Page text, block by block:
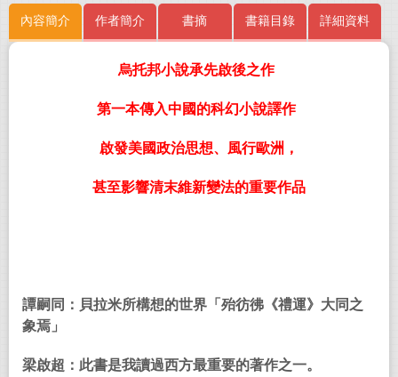
內容簡介 作者簡介 書摘 書籍目錄 詳細資料
烏托邦小說承先啟後之作
第一本傳入中國的科幻小說譯作
啟發美國政治思想、風行歐洲，
甚至影響清末維新變法的重要作品
譚嗣同：貝拉米所構想的世界「殆彷彿《禮運》大同之
象焉」
梁啟超：此書是我讀過西方最重要的著作之一。